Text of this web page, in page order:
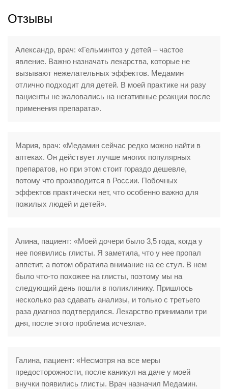
Отзывы
Александр, врач: «Гельминтоз у детей – частое
явление. Важно назначать лекарства, которые не
вызывают нежелательных эффектов. Медамин
отлично подходит для детей. В моей практике ни разу
пациенты не жаловались на негативные реакции после
применения препарата».
Мария, врач: «Медамин сейчас редко можно найти в
аптеках. Он действует лучше многих популярных
препаратов, но при этом стоит гораздо дешевле,
потому что производится в России. Побочных
эффектов практически нет, что особенно важно для
пожилых людей и детей».
Алина, пациент: «Моей дочери было 3,5 года, когда у
нее появились глисты. Я заметила, что у нее пропал
аппетит, а потом обратила внимание на ее стул. В нем
было что-то похожее на глисты, поэтому мы на
следующий день пошли в поликлинику. Пришлось
несколько раз сдавать анализы, и только с третьего
раза диагноз подтвердился. Лекарство принимали три
дня, после этого проблема исчезла».
Галина, пациент: «Несмотря на все меры
предосторожности, после каникул на даче у моей
внучки появились глисты. Врач назначил Медамин.